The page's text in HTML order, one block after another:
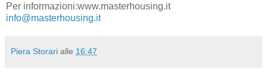
Per informazioni:www.masterhousing.it
info@masterhousing.it
Piera Storari alle 16:47